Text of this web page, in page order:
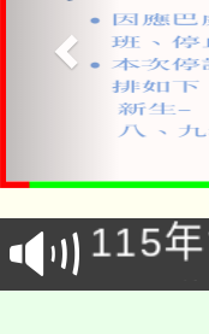
淨零
會
115
程
學期